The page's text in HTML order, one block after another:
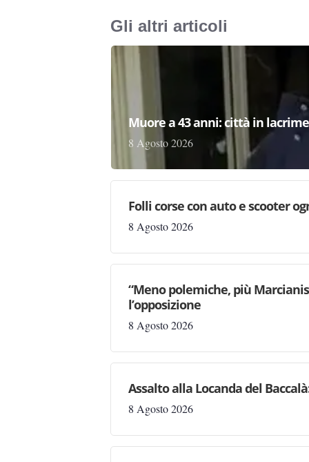
Gli altri articoli
Muore a 43 anni: città in
8 Agosto 2026
Folli corse con auto e scooter
8 Agosto 2026
“Meno polemiche, più
l’opposizione
8 Agosto 2026
Assalto alla Locanda del
8 Agosto 2026